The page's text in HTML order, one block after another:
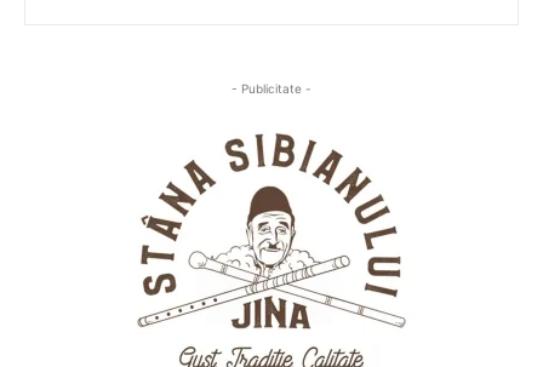
- Publicitate -